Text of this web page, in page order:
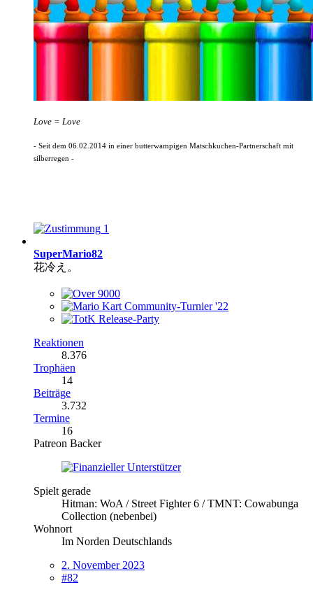
Love = Love
- Seit dem 06.02.2014 in einer butterwampigen Matschkuchen-Partnerschaft mit
silberregen -
1
SuperMario82
花冷え。
Reaktionen
8.376
Trophäen
14
Beiträge
3.732
Termine
16
Patreon Backer
Spielt gerade
Hitman: WoA / Street Fighter 6 / TMNT: Cowabunga
Collection (nebenbei)
Wohnort
Im Norden Deutschlands
2. November 2023
#82